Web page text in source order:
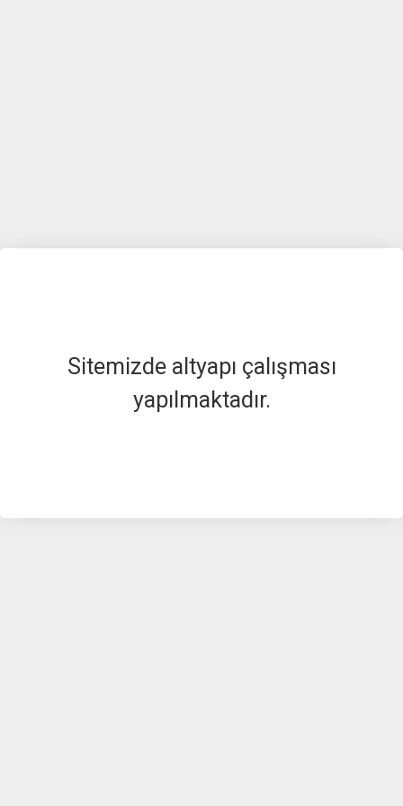
Sitemizde altyapı çalışması
yapılmaktadır.